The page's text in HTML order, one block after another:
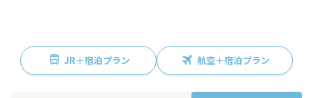
JR＋宿泊プラン 航空＋宿泊プラン